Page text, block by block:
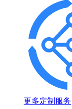
更多定制服务